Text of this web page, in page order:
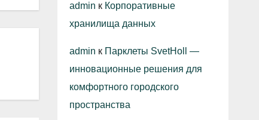
admin к Корпоративные
хранилища данных
admin к Парклеты SvetHoll —
инновационные решения для
комфортного городского
пространства